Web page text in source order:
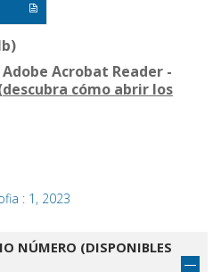
Acrobat Reader -
descubra cómo abrir los
: 1, 2023
NÚMERO (DISPONIBLES